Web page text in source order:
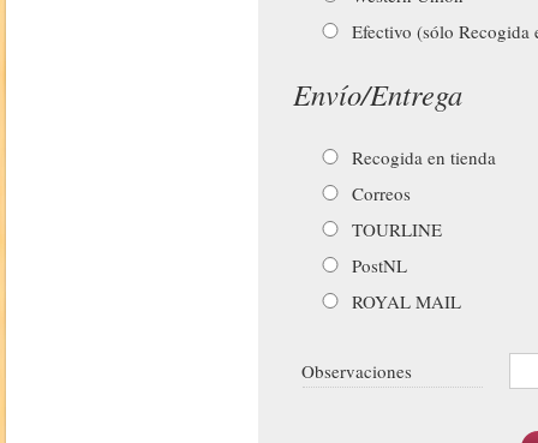
Efectivo (sólo Recogida
Envío/Entrega
Recogida en tienda
Correos
TOURLINE
PostNL
ROYAL MAIL
Observaciones